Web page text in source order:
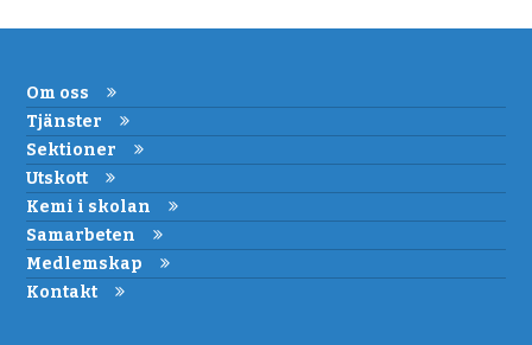
Om oss
Tjänster
Sektioner
Utskott
Kemi i skolan
Samarbeten
Medlemskap
Kontakt